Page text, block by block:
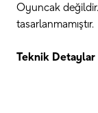
Oyuncak
tasarlanmamıştır.
Teknik Detaylar